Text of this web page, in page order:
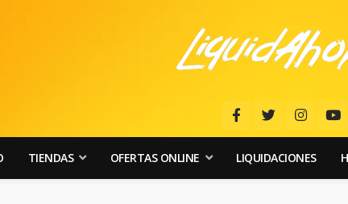
TIENDAS OFERTAS ONLINE LIQUIDACIONES